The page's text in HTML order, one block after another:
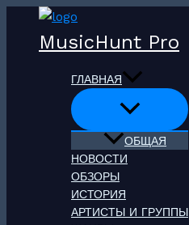
Перейти
содержимому
MusicHunt Pro
ГЛАВНАЯ
ОБЩАЯ
НОВОСТИ
ОБЗОРЫ
ИСТОРИЯ
АРТИСТЫ И ГРУППЫ